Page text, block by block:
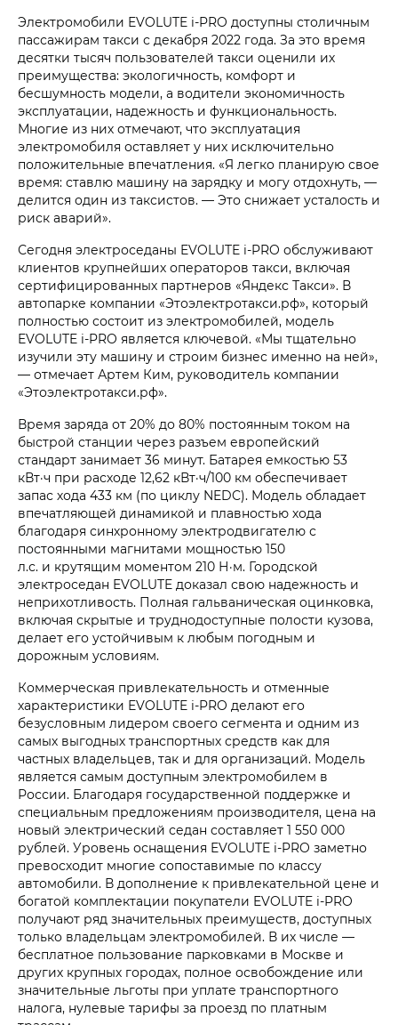
Электромобили EVOLUTE i‑PRO доступны столичным
пассажирам такси с декабря 2022 года. За это время
десятки тысяч пользователей такси оценили их
преимущества: экологичность, комфорт и
бесшумность модели, а водители экономичность
эксплуатации, надежность и функциональность.
Многие из них отмечают, что эксплуатация
электромобиля оставляет у них исключительно
положительные впечатления. «Я легко планирую свое
время: ставлю машину на зарядку и могу отдохнуть, —
делится один из таксистов. — Это снижает усталость и
риск аварий».
Сегодня электроседаны EVOLUTE i‑PRO обслуживают
клиентов крупнейших операторов такси, включая
сертифицированных партнеров «Яндекс Такси». В
автопарке компании «Этоэлектротакси.рф», который
полностью состоит из электромобилей, модель
EVOLUTE i‑PRO является ключевой. «Мы тщательно
изучили эту машину и строим бизнес именно на ней»,
— отмечает Артем Ким, руководитель компании
«Этоэлектротакси.рф».
Время заряда от 20% до 80% постоянным током на
быстрой станции через разъем европейский
стандарт занимает 36 минут. Батарея емкостью 53
кВт·ч при расходе 12,62 кВт·ч/100 км обеспечивает
запас хода 433 км (по циклу NEDC). Модель обладает
впечатляющей динамикой и плавностью хода
благодаря синхронному электродвигателю с
постоянными магнитами мощностью 150
л.с. и крутящим моментом 210 Н·м. Городской
электроседан EVOLUTE доказал свою надежность и
неприхотливость. Полная гальваническая оцинковка,
включая скрытые и труднодоступные полости кузова,
делает его устойчивым к любым погодным и
дорожным условиям.
Коммерческая привлекательность и отменные
характеристики EVOLUTE i‑PRO делают его
безусловным лидером своего сегмента и одним из
самых выгодных транспортных средств как для
частных владельцев, так и для организаций. Модель
является самым доступным электромобилем в
России. Благодаря государственной поддержке и
специальным предложениям производителя, цена на
новый электрический седан составляет 1 550 000
рублей. Уровень оснащения EVOLUTE i‑PRO заметно
превосходит многие сопоставимые по классу
автомобили. В дополнение к привлекательной цене и
богатой комплектации покупатели EVOLUTE i‑PRO
получают ряд значительных преимуществ, доступных
только владельцам электромобилей. В их числе —
бесплатное пользование парковками в Москве и
других крупных городах, полное освобождение или
значительные льготы при уплате транспортного
налога, нулевые тарифы за проезд по платным